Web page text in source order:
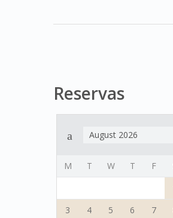
Reservas
August 2026
M T W T F
3
4 5 6 7